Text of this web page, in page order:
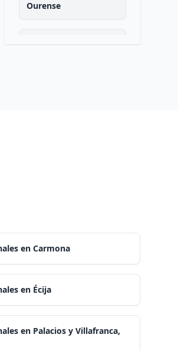
Ourense
Cantabria
Segovia
Sevilla
en Carmona
en Écija
en Palacios y Villafranca,